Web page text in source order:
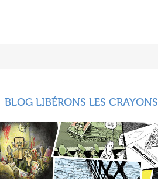
BLOG LIBÉRONS LES CRAYONS